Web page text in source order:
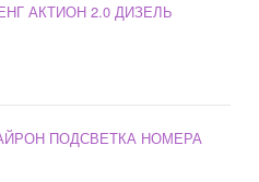
АКТИОН 2.0 ДИЗЕЛЬ
ПОДСВЕТКА НОМЕРА